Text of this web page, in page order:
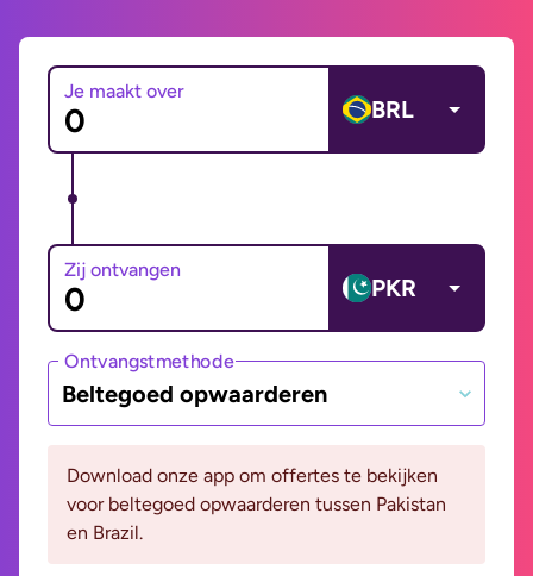
Je maakt over
BRL
Zij ontvangen
PKR
Ontvangstmethode
Beltegoed opwaarderen
Download onze app om offertes te bekijken
voor beltegoed opwaarderen tussen Pakistan
en Brazil.